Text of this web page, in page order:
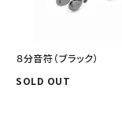
８分音符（ブラック）
SOLD OUT